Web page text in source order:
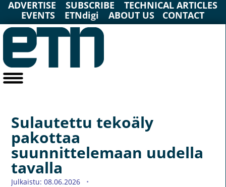
ADVERTISE SUBSCRIBE
TECHNICAL ARTICLES
EVENTS
ETNdigi ABOUT US CONTACT
Sulautettu tekoäly
pakottaa
suunnittelemaan uudella
tavalla
Julkaistu: 08.06.2026